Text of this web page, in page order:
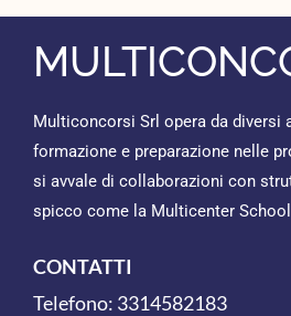
Multiconcorsi Srl opera da diversi
formazione e preparazione nelle
si avvale di collaborazioni con
spicco come la Multicenter School
CONTATTI
Telefono: 3314582183